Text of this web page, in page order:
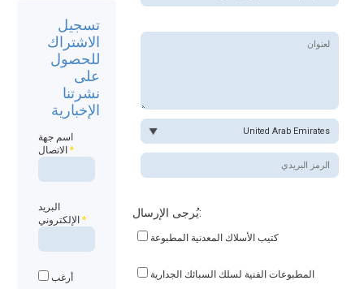
يُرجى الإرسال:
كتيب الأسلاك المعدنية المطبوعة
المطبوعات الفنية لسلك السبائك الجدارية
تسجيل
الاشتراك
للحصول
على
نشرتنا
الإخبارية
اسم جهة
الاتصال*
البريد
الإلكتروني*
أرغب